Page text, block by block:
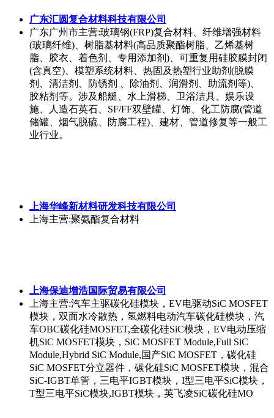
广东汇圆复合材料科技有限公司
广东广州市主营:玻璃钢(FRP)复合材料、纤维增强材料
(玻璃纤维)、树脂基材料(高品质聚酯树脂、乙烯基树
脂、胶衣、着色剂、专用添加剂)、可重复用硅胶膜封闭
(含真空)、模塑系统材料、热固及热塑行业助剂(脱膜
剂、清洁剂、防锈剂 、除油剂、润滑剂、助流剂等)、
胶粘剂等。涉及船艇、水上滑梯、卫浴洁具、娱乐设
施、人造石英石、SF/FF双壁罐、灯饰、化工防腐(管道
储罐、烟气脱硫、防腐工程)、建材、管道修复等一般工
业行业。
上海华峰新材料研发科技有限公司
上海主营:聚氨酯复合材料
上海保迪增浩国际贸易有限公司
上海主营:汽车主驱碳化硅模块，EV电驱动SiC MOSFET
模块，双面水冷散热，氢燃料电动汽车碳化硅模块，汽
车OBC碳化硅MOSFET,全碳化硅SiC模块，EV电动压缩
机SiC MOSFET模块，SiC MOSFET Module,Full SiC
Module,Hybrid SiC Module,国产SiC MOSFET，碳化硅
SiC MOSFET分立器件，碳化硅SiC MOSFET模块，混合
SiC-IGBT单管，三电平IGBT模块，I型三电平SiC模块，
T型三电平SiC模块,IGBT模块，英飞凌SiC碳化硅MO